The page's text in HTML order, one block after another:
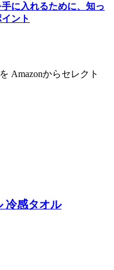
に入れるために、知っ
ント
Amazonからセレクト
冷感タオル